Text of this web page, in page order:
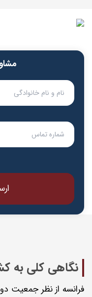
نگاهی کلی به
فرانسه از نظر جمعیت